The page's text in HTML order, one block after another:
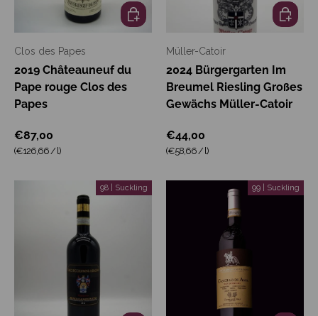
Clos des Papes
2019 Châteauneuf du
Pape rouge Clos des
Papes
€87,00
Grundpreis
(€126,66 / )
In den Warenkorb
Müller-Catoir
2024 Bürgergarten Im
Breumel Riesling Großes
Gewächs Müller-Catoir
€44,00
Grundpreis
(€58,66 / )
In den
98 | Suckling 99 | Suckling